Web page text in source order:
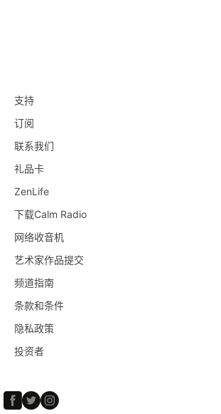
支持
订阅
联系我们
礼品卡
ZenLife
下载Calm Radio
网络收音机
艺术家作品提交
频道指南
条款和条件
隐私政策
投资者